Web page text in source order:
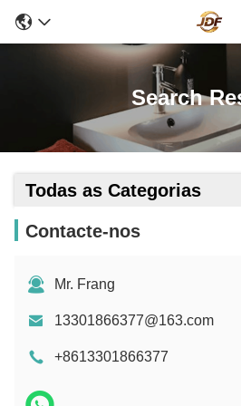
Search
Todas as Categorias
Contacte-nos
Mr. Frang
13301866377@163.com
+8613301866377